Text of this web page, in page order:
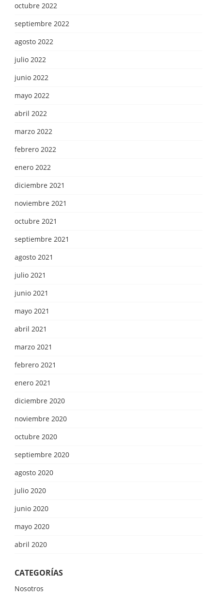
octubre 2022
septiembre 2022
agosto 2022
julio 2022
junio 2022
mayo 2022
abril 2022
marzo 2022
febrero 2022
enero 2022
diciembre 2021
noviembre 2021
octubre 2021
septiembre 2021
agosto 2021
julio 2021
junio 2021
mayo 2021
abril 2021
marzo 2021
febrero 2021
enero 2021
diciembre 2020
noviembre 2020
octubre 2020
septiembre 2020
agosto 2020
julio 2020
junio 2020
mayo 2020
abril 2020
CATEGORÍAS
Nosotros